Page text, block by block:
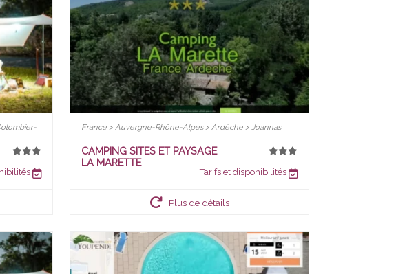
France > Auvergne-Rhône-Alpes > Ardèche > Joannas
CAMPING SITES ET PAYSAGE
LA MARETTE
Tarifs et disponibilités
Plus de détails